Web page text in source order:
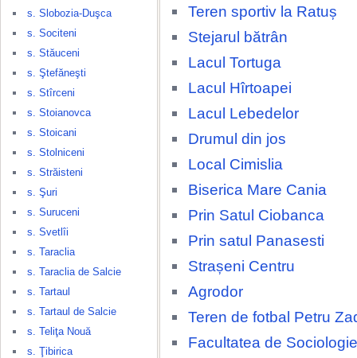
s. Slobozia-Duşca
s. Sociteni
s. Stăuceni
s. Ştefăneşti
s. Stîrceni
s. Stoianovca
s. Stoicani
s. Stolniceni
s. Străisteni
s. Şuri
s. Suruceni
s. Svetlîi
s. Taraclia
s. Taraclia de Salcie
s. Tartaul
s. Tartaul de Salcie
s. Teliţa Nouă
s. Ţibirica
Teren sportiv la Ratuș
Stejarul bătrân
Lacul Tortuga
Lacul Hîrtoapei
Lacul Lebedelor
Drumul din jos
Local Cimislia
Biserica Mare Cania
Prin Satul Ciobanca
Prin satul Panasesti
Strașeni Centru
Agrodor
Teren de fotbal Petru
Facultatea de